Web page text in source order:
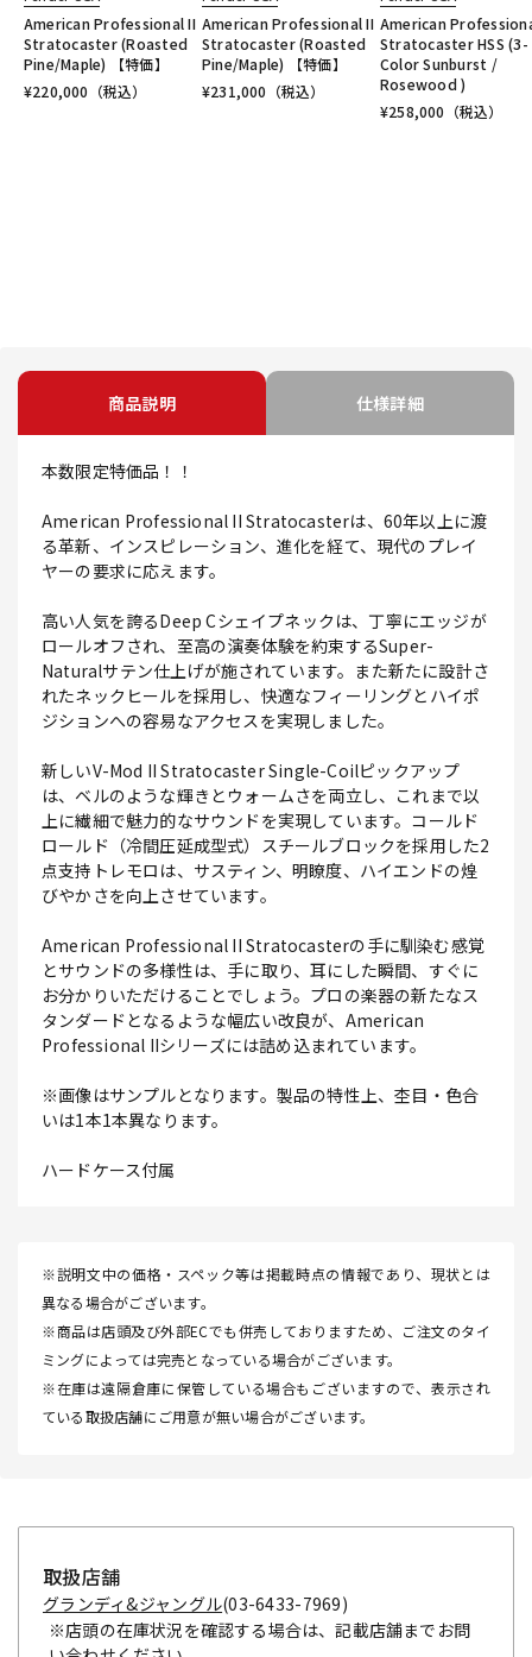
American Professional II
Stratocaster (Roasted
Pine/Maple) 【特価】
¥220,000 （税込）
American Professional II
Stratocaster (Roasted
Pine/Maple) 【特価】
¥231,000 （税込）
American
Stratocaster HSS (3-
Color Sunburst /
Rosewood )
¥258,000 （税込）
商品説明 仕様詳細
本数限定特価品！！
American Professional II Stratocasterは、60年以上に渡
る革新、インスピレーション、進化を経て、現代のプレイ
ヤーの要求に応えます。
高い人気を誇るDeep Cシェイプネックは、丁寧にエッジが
ロールオフされ、至高の演奏体験を約束するSuper-
Naturalサテン仕上げが施されています。また新たに設計さ
れたネックヒールを採用し、快適なフィーリングとハイポ
ジションへの容易なアクセスを実現しました。
新しいV-Mod II Stratocaster Single-Coilピックアップ
は、ベルのような輝きとウォームさを両立し、これまで以
上に繊細で魅力的なサウンドを実現しています。コールド
ロールド（冷間圧延成型式）スチールブロックを採用した2
点支持トレモロは、サスティン、明瞭度、ハイエンドの煌
びやかさを向上させています。
American Professional II Stratocasterの手に馴染む感覚
とサウンドの多様性は、手に取り、耳にした瞬間、すぐに
お分かりいただけることでしょう。プロの楽器の新たなス
タンダードとなるような幅広い改良が、American
Professional IIシリーズには詰め込まれています。
※画像はサンプルとなります。製品の特性上、杢目・色合
いは1本1本異なります。
ハードケース付属
※説明文中の価格・スペック等は掲載時点の情報であり、現状とは
異なる場合がございます。
※商品は店頭及び外部ECでも併売しておりますため、ご注文のタイ
ミングによっては完売となっている場合がございます。
※在庫は遠隔倉庫に保管している場合もございますので、表示され
ている取扱店舗にご用意が無い場合がございます。
取扱店舗
グランディ&ジャングル(03-6433-7969)
※店頭の在庫状況を確認する場合は、記載店舗までお問